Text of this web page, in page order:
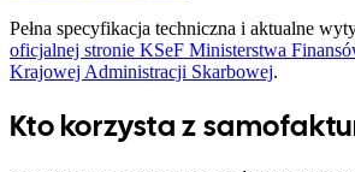
Pełna specyfikacja techniczna i aktualne
oficjalnej stronie KSeF Ministerstwa
Krajowej Administracji Skarbowej.
Kto korzysta z